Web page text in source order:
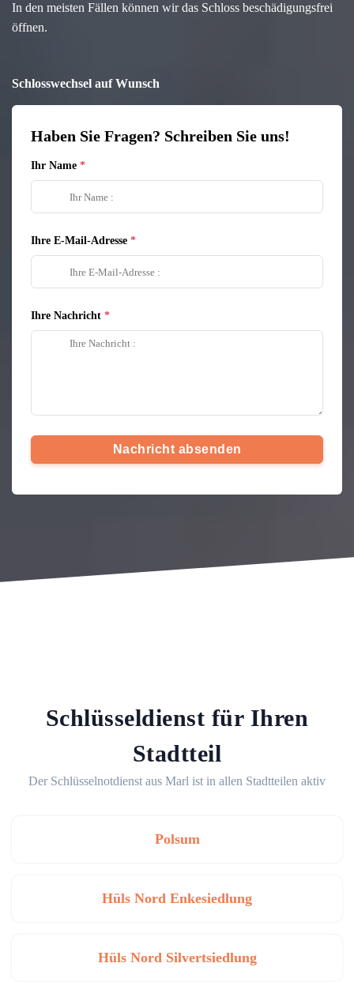
In den meisten Fällen können wir das Schloss beschädigungsfrei
öffnen.
Schlosswechsel auf Wunsch
Haben Sie Fragen? Schreiben Sie uns!
Ihr Name
Ihre E-Mail-Adresse
Ihre Nachricht
Nachricht absenden
Schlüsseldienst für Ihren
Stadtteil
Der Schlüsselnotdienst aus Marl ist in allen Stadtteilen aktiv
Polsum
Hüls Nord Enkesiedlung
Hüls Nord Silvertsiedlung